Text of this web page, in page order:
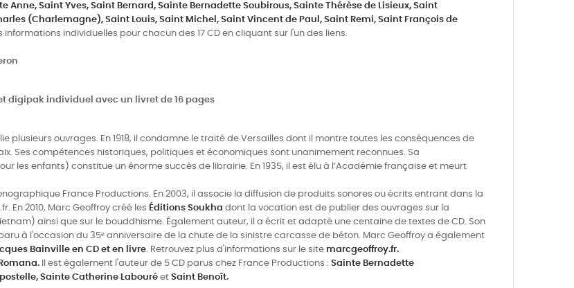
Anne, Saint Yves, Saint Bernard, Sainte Bernadette Soubirous, Sainte Thérèse de Lisieux, Saint
(Charlemagne), Saint Louis, Saint Michel, Saint Vincent de Paul, Saint Remi, Saint François de
informations individuelles pour chacun des 17 CD en cliquant sur l'un des liens.
digipak individuel avec un livret de 16 pages
plusieurs ouvrages. En 1918, il condamne le traité de Versailles dont il montre toutes les conséquences de
Ses compétences historiques, politiques et économiques sont unanimement reconnues. Sa
les enfants) constitue un énorme succès de librairie. En 1935, il est élu à l’Académie française et meurt
France Productions. En 2003, il associe la diffusion de produits sonores ou écrits entrant dans la
En 2010, Marc Geoffroy créé les Éditions Soukha dont la vocation est de publier des ouvrages sur la
ainsi que sur le bouddhisme. Également auteur, il a écrit et adapté une centaine de textes de CD. Son
à l'occasion du 35ᵉ anniversaire de la chute de la sinistre carcasse de béton. Marc Geoffroy a également
Bainville en CD et en livre . Retrouvez plus d'informations sur le site marcgeoffroy.fr.
Il est également l'auteur de 5 CD parus chez France Productions : Sainte Bernadette
Sainte Catherine Labouré et Saint Benoît.